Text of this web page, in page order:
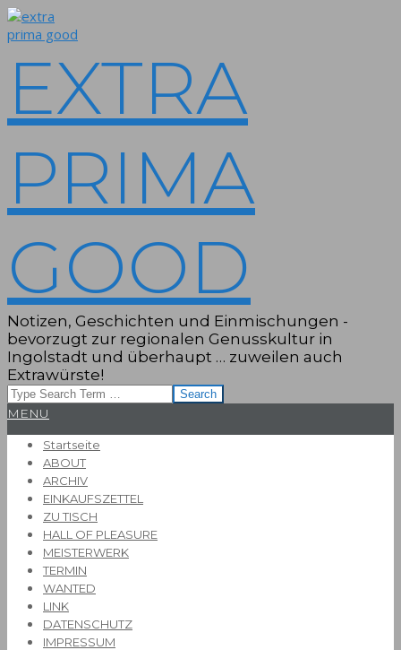
Skip
to
EXTRA
PRIMA
GOOD
Notizen, Geschichten und Einmischungen -
bevorzugt zur regionalen Genusskultur in
Ingolstadt und überhaupt … zuweilen auch
Extrawürste!
Search
Primary
Menu
MENU
Startseite
ABOUT
ARCHIV
EINKAUFSZETTEL
ZU TISCH
HALL OF PLEASURE
MEISTERWERK
TERMIN
WANTED
LINK
DATENSCHUTZ
IMPRESSUM